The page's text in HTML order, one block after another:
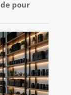
pour